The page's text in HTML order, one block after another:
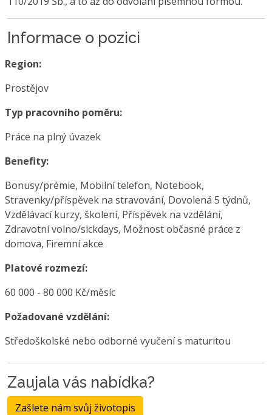
Informace o pozici
Region:
Prostějov
Typ pracovního poměru:
Práce na plný úvazek
Benefity:
Bonusy/prémie, Mobilní telefon, Notebook,
Stravenky/příspěvek na stravování, Dovolená 5 týdnů,
Vzdělávací kurzy, školení, Příspěvek na vzdělání,
Zdravotní volno/sickdays, Možnost občasné práce z
domova, Firemní akce
Platové rozmezí:
60 000 - 80 000 Kč/měsíc
Požadované vzdělání:
Středoškolské nebo odborné vyučení s maturitou
Zaujala vás nabídka?
Zašlete nám svůj životopis